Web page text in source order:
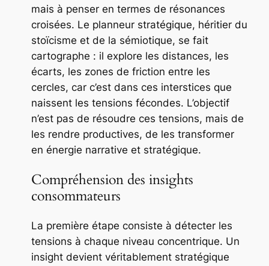
mais à penser en termes de résonances
croisées. Le planneur stratégique, héritier du
stoïcisme et de la sémiotique, se fait
cartographe : il explore les distances, les
écarts, les zones de friction entre les
cercles, car c’est dans ces interstices que
naissent les tensions fécondes. L’objectif
n’est pas de résoudre ces tensions, mais de
les rendre productives, de les transformer
en énergie narrative et stratégique.
Compréhension des insights
consommateurs
La première étape consiste à détecter les
tensions à chaque niveau concentrique. Un
insight devient véritablement stratégique